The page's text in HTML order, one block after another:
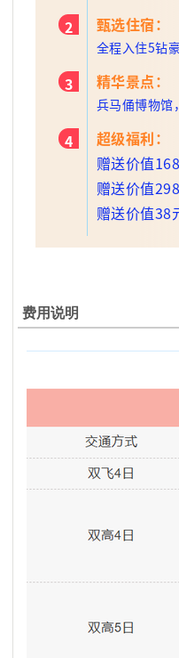
2 甄选住宿：
全程入住5钻
3 精华景点：
兵马俑博物馆
4
超级福利：
赠送价值
赠送价值
赠送价值38
费用说明